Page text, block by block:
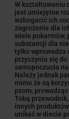
W kształtowaniu
jest umiejętne
wzbogacić ich
zagrożenie dla
wiele pokarmów,
substancji dla
tylko wprowadza
przyczynia się
samopoczucia
Należy jednak
mimo że są
psom,
Tobą
innych
unikać w diecie